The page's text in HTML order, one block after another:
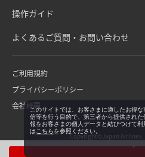
操作ガイド
よくあるご質問・お問い合わせ
ご利用規約
プライバシーポリシー
会社概要
Copyright©Japan Airlines.
このサイトでは、お客さまに適したお得
信等を行う目的で、第三者から提供され
報をお客さまの個人データと結びつけて
は こちらを参照ください。